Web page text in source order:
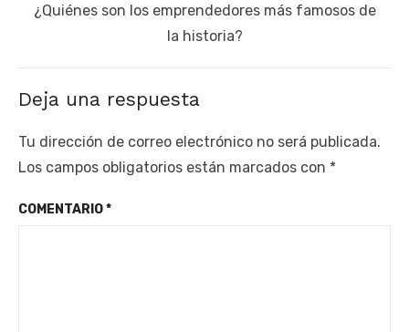
Next
¿Quiénes son los emprendedores más famosos de
la historia?
Deja una respuesta
Tu dirección de correo electrónico no será publicada.
Los campos obligatorios están marcados con *
COMENTARIO*